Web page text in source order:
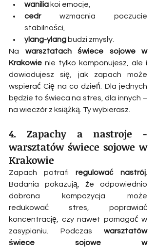
wanilia koi emocje,
cedr wzmacnia poczucie
stabilności,
ylang-ylang budzi zmysły.
Na warsztatach świece sojowe w
Krakowie nie tylko komponujesz, ale i
dowiadujesz się, jak zapach może
wspierać Cię na co dzień. Dla jednych
będzie to świeca na stres, dla innych –
na wieczór z książką. Ty wybierasz.
4. Zapachy a nastroje -
warsztatów świece sojowe w
Krakowie
Zapach potrafi regulować nastrój
Badania pokazują, że odpowiednio
dobrana kompozycja może
redukować stres, poprawiać
koncentrację, czy nawet pomagać w
zasypianiu. Podczas warsztatów
świece sojowe w